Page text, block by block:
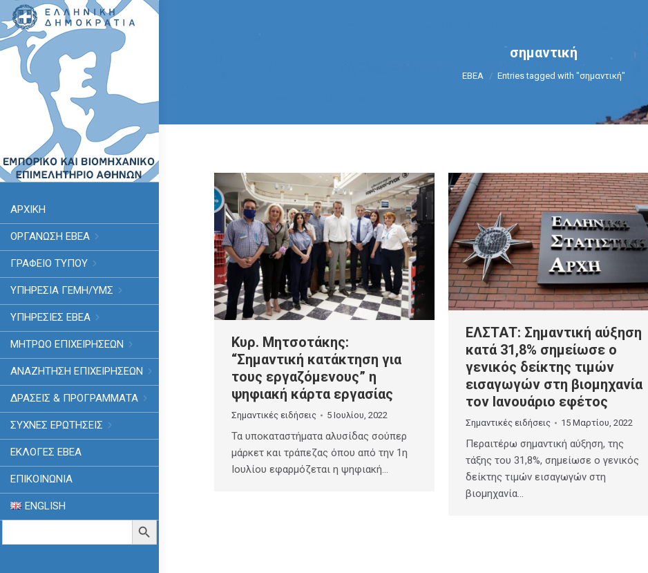
ΑΡΧΙΚΗ
ΟΡΓΑΝΩΣΗ ΕΒΕΑ
ΓΡΑΦΕΙΟ ΤΥΠΟΥ
ΥΠΗΡΕΣΊΑ ΓΕΜΗ/ΥΜΣ
ΥΠΗΡΕΣΙΕΣ ΕΒΕΑ
ΜΗΤΡΩΟ ΕΠΙΧΕΙΡΗΣΕΩΝ
ΑΝΑΖΗΤΗΣΗ ΕΠΙΧΕΙΡΗΣΕΩΝ
ΔΡΑΣΕΙΣ & ΠΡΟΓΡΑΜΜΑΤΑ
ΣΥΧΝΕΣ ΕΡΩΤΗΣΕΙΣ
ΕΚΛΟΓΈΣ ΕΒΕΑ
ΕΠΙΚΟΙΝΩΝΙΑ
ENGLISH
Search
Search Button
σημαντική
You are here:
ΕΒΕΑ Entries tagged with "σημαντική"
Κυρ. Μητσοτάκης:
“Σημαντική κατάκτηση για
τους εργαζόμενους” η
ψηφιακή κάρτα εργασίας
Σημαντικές ειδήσεις 5 Ιουλίου, 2022
Τα υποκαταστήματα αλυσίδας σούπερ
μάρκετ και τράπεζας όπου από την 1η
Ιουλίου εφαρμόζεται η ψηφιακή…
ΕΛΣΤΑΤ: Σημαντική αύξηση
κατά 31,8% σημείωσε ο
γενικός δείκτης τιμών
εισαγωγών στη βιομηχανία
τον Ιανουάριο εφέτος
Σημαντικές ειδήσεις 15 Μαρτίου, 2022
Περαιτέρω σημαντική αύξηση, της
τάξης του 31,8%, σημείωσε ο γενικός
δείκτης τιμών εισαγωγών στη
βιομηχανία…